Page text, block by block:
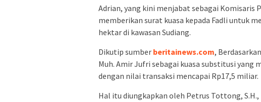
Adrian, yang kini menjabat sebagai Komisaris
memberikan surat kuasa kepada Fadli untuk
hektar di kawasan Sudiang.
Dikutip sumber beritainews.com,
Muh. Amir Jufri sebagai kuasa substitusi yang
dengan nilai transaksi mencapai Rp17,5 miliar.
Hal itu diungkapkan oleh Petrus Tottong,